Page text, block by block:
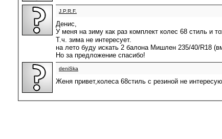
J.P.R.F.
Денис,
У меня на зиму как раз комплект колес 68 стиль и
Т.ч. зима не интересует.
на лето буду искать 2 балона Мишлен 235/40/R18
Но за предложение спасибо!
deniSka
Женя привет,колеса 68стиль с резиной не